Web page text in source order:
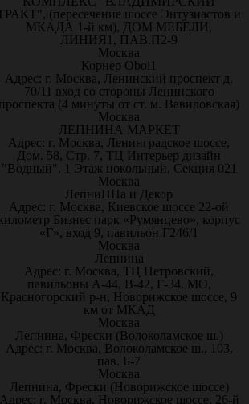
(пересечение шоссе Энтузиастов и
МКАДА 1-й км), ДОМ МЕБЕЛИ,
ЛИНИЯ1, ПАВ.П2-9
Москва
Корнер Oboi1
Адрес: г. Москва, Ленинский проспект д.
70/11 вход со стороны Ленинского
(4 минуты от ст. м. Вавиловская)
Москва
ЛЕПНИНА МАРКЕТ
Адрес: г. Москва, Ленинградское шоссе,
Дом. 58, Стр. 7, ТЦ Интерьер дизайн
"Водный", 1 Этаж цокольный, Секция 021
Москва
ЛепниННа и Декор
Адрес: г. Москва, Киевское шоссе 22-ой
Бизнес парк «Румянцево», корпус
«Г», вход 9, павильон Г246/1
Москва
Лепнина
Адрес: г. Москва, ТЦ Петровский,
павильоны А-44, В-42, Г-34. МО,
Красногорский р-н, Новорижское шоссе, 9
км от МКАД
Москва
Лепнина, Фрески (Волоколамское ш.)
Адрес: г. Москва, Волоколамское ш., 103,
пав. Б-7
Москва
Лепнина, Фрески (Новорижское шоссе)
г. Москва, Новорижское шоссе, 26-й